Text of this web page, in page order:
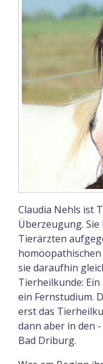
Claudia Nehls ist
Überzeugung.
Tierärzten
sie daraufhin
Tierheilkunde:
ein Fernstudium.
erst das
dann aber in den
Bad Driburg.